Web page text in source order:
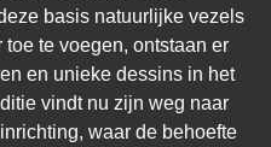
basis natuurlijke vezels
te voegen, ontstaan er
en unieke dessins in het
vindt nu zijn weg naar
waar de behoefte